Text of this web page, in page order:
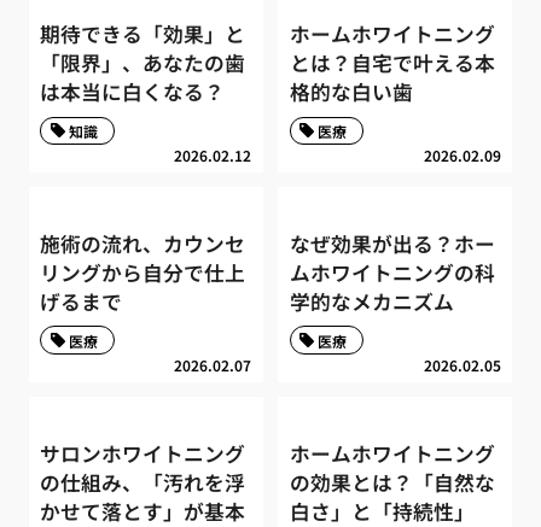
期待できる「効果」と
「限界」、あなたの歯
は本当に白くなる？
2026.02.12
知識
ホームホワイトニング
とは？自宅で叶える本
格的な白い歯
2026.02.09
医療
施術の流れ、カウンセ
リングから自分で仕上
げるまで
2026.02.07
医療
なぜ効果が出る？ホー
ムホワイトニングの科
学的なメカニズム
2026.02.05
医療
サロンホワイトニング
の仕組み、「汚れを浮
かせて落とす」が基本
ホームホワイトニング
の効果とは？「自然な
白さ」と「持続性」